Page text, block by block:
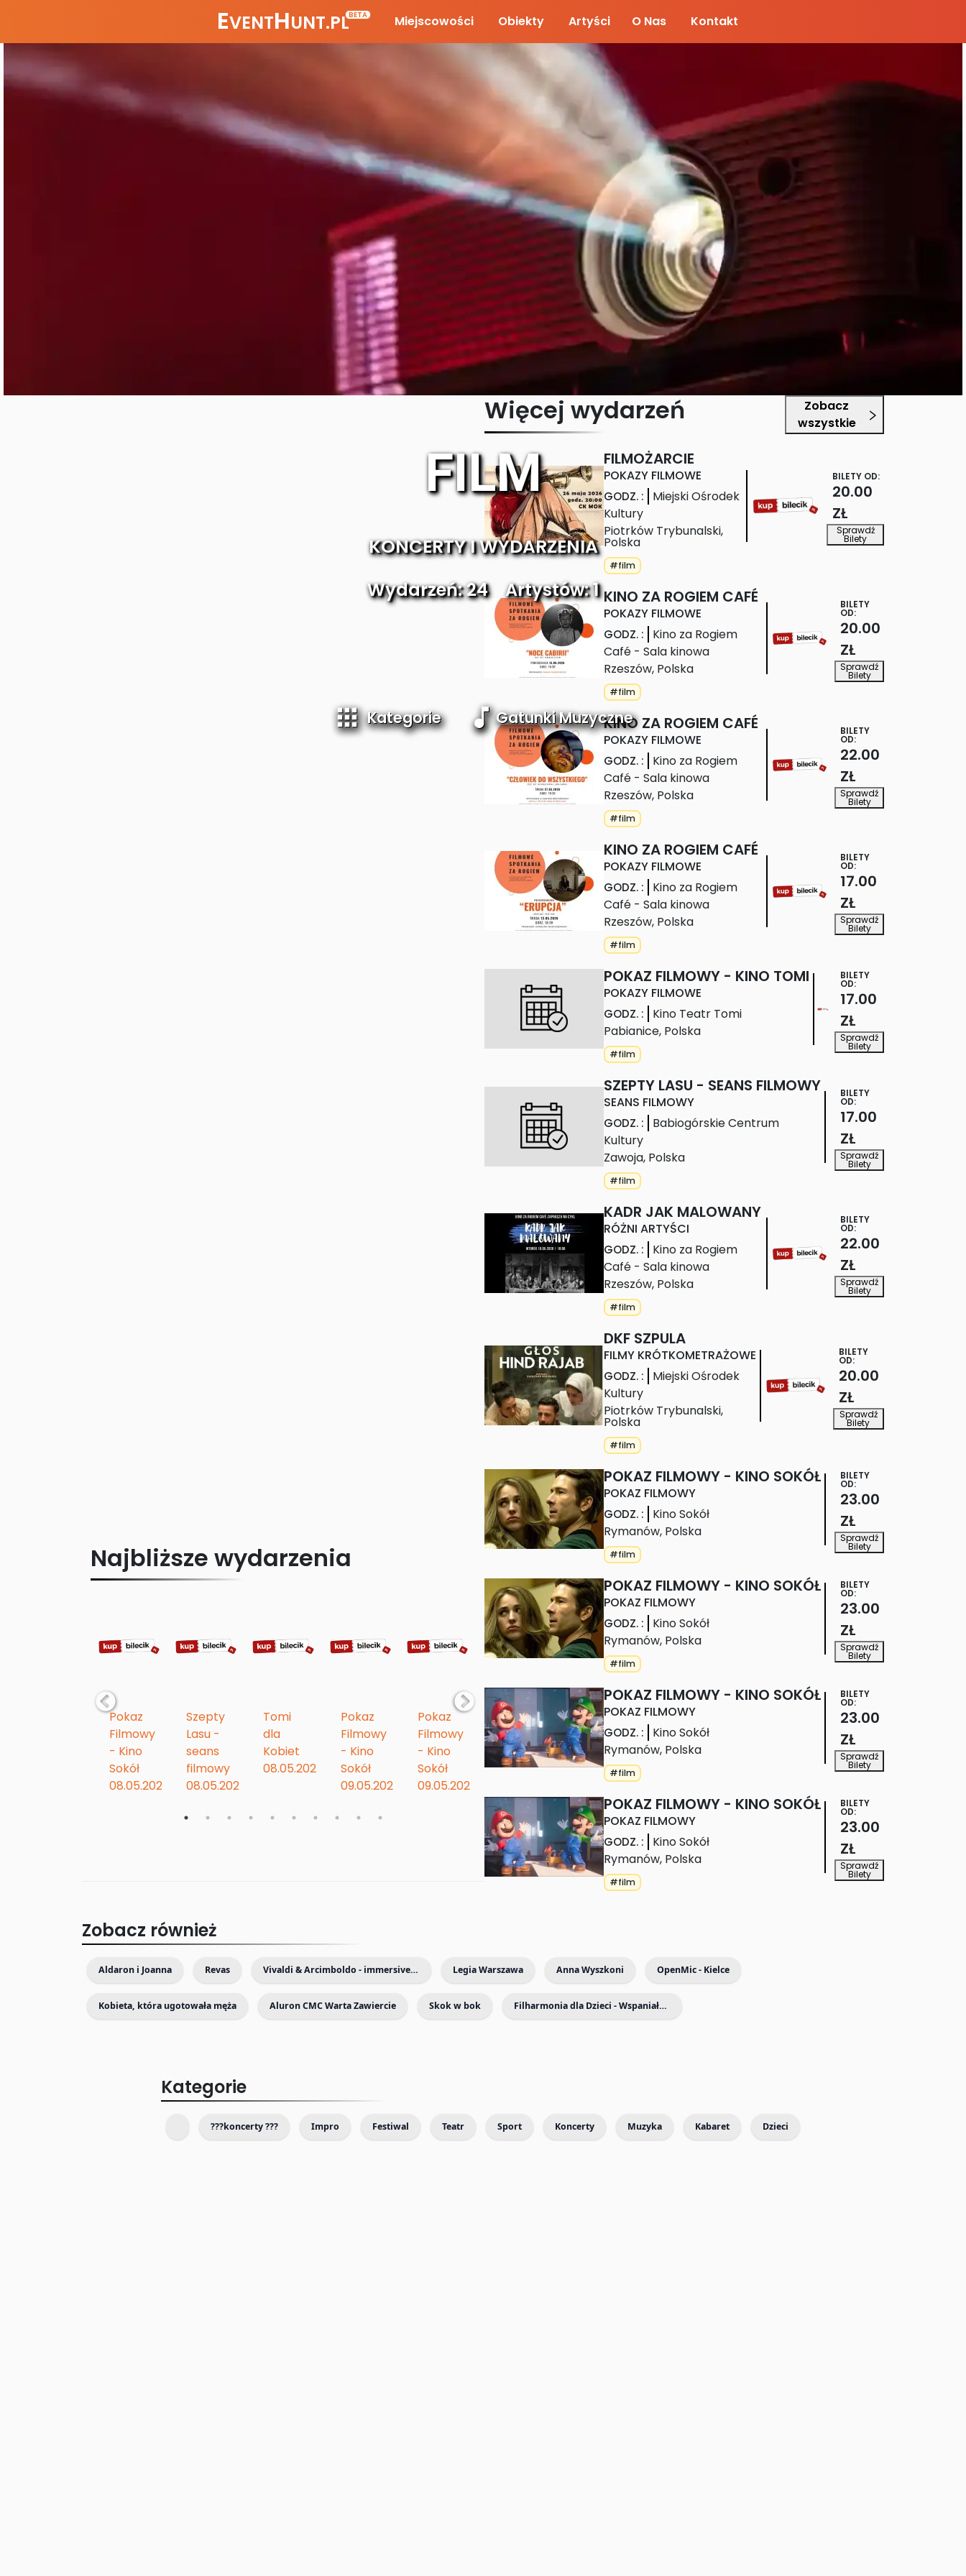
EVENTHUNT.PLBETA Miejscowości Obiekty Artyści O Nas Kontakt
FILM
KONCERTY I WYDARZENIA
Wydarzeń:24 Artystów:1
Kategorie Gatunki Muzyczne
Najbliższe wydarzenia
Pokaz
Filmowy
- Kino
Sokół
08.05.2026
Szepty
Lasu -
seans
filmowy
08.05.2026
Tomi
dla
Kobiet
08.05.2026
Pokaz
Filmowy
- Kino
Sokół
09.05.2026
Pokaz
Filmowy
- Kino
Sokół
09.05.2026
Pokaz
Filmowy
- Kino
Sokół
Pokaz
Filmowy
- Kino
Sokół
10.05.2026
Kino za
Rogiem
Café
Filmowy
- Kino
Sokół
- Kino
Sokół
Więcej wydarzeń
Zobacz
wszystkie
FILMOŻARCIE
POKAZY FILMOWE
GODZ. :
Miejski Ośrodek
Kultury
Piotrków Trybunalski,
Polska
#film
BILETY OD:
20.00
ZŁ
Sprawdź
Bilety
KINO ZA ROGIEM CAFÉ
POKAZY FILMOWE
GODZ. :
Kino za Rogiem
Café - Sala kinowa
Rzeszów, Polska
#film
BILETY
OD:
20.00
ZŁ
Sprawdź
Bilety
KINO ZA ROGIEM CAFÉ
POKAZY FILMOWE
GODZ. :
Kino za Rogiem
Café - Sala kinowa
Rzeszów, Polska
#film
BILETY
OD:
22.00
ZŁ
Sprawdź
Bilety
KINO ZA ROGIEM CAFÉ
POKAZY FILMOWE
GODZ. :
Kino za Rogiem
Café - Sala kinowa
Rzeszów, Polska
#film
BILETY
OD:
17.00
ZŁ
Sprawdź
Bilety
POKAZ FILMOWY - KINO TOMI
POKAZY FILMOWE
GODZ. :
Kino Teatr Tomi
Pabianice, Polska
#film
BILETY
OD:
17.00
ZŁ
Sprawdź
Bilety
SZEPTY LASU - SEANS FILMOWY
SEANS FILMOWY
GODZ. :
Babiogórskie Centrum
Kultury
Zawoja, Polska
#film
BILETY
OD:
17.00
ZŁ
Sprawdź
Bilety
KADR JAK MALOWANY
RÓŻNI ARTYŚCI
GODZ. :
Kino za Rogiem
Café - Sala kinowa
Rzeszów, Polska
#film
BILETY
OD:
22.00
ZŁ
Sprawdź
Bilety
DKF SZPULA
FILMY KRÓTKOMETRAŻOWE
GODZ. :
Miejski Ośrodek
Kultury
Piotrków Trybunalski,
Polska
#film
BILETY
OD:
20.00
ZŁ
Sprawdź
Bilety
POKAZ FILMOWY - KINO SOKÓŁ
POKAZ FILMOWY
GODZ. :
Kino Sokół
Rymanów, Polska
#film
BILETY
OD:
23.00
ZŁ
Sprawdź
Bilety
POKAZ FILMOWY - KINO SOKÓŁ
POKAZ FILMOWY
GODZ. :
Kino Sokół
Rymanów, Polska
#film
BILETY
OD:
23.00
ZŁ
Sprawdź
Bilety
POKAZ FILMOWY - KINO SOKÓŁ
POKAZ FILMOWY
GODZ. :
Kino Sokół
Rymanów, Polska
#film
BILETY
OD:
23.00
ZŁ
Sprawdź
Bilety
POKAZ FILMOWY - KINO SOKÓŁ
POKAZ FILMOWY
GODZ. :
Kino Sokół
Rymanów, Polska
#film
BILETY
OD:
23.00
ZŁ
Sprawdź
Bilety
Zobacz również
Aldaron i Joanna Revas Vivaldi & Arcimboldo - immersive exhibition with live music Legia Warszawa Anna Wyszkoni OpenMic - Kielce
Kobieta, która ugotowała męża Aluron CMC Warta Zawiercie Skok w bok Filharmonia dla Dzieci - Wspaniałe koncerty dla Dzieci i Rodziców
Kategorie
???koncerty ??? Impro Festiwal Teatr Sport Koncerty Muzyka Kabaret Dzieci